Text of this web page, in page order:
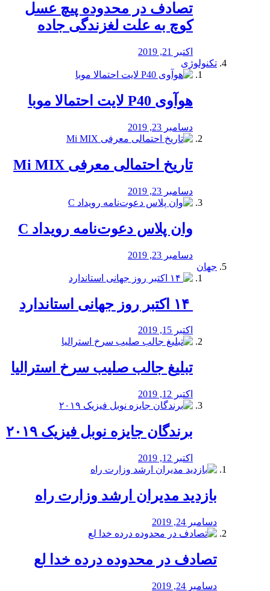
تصادف در محدوده پیچ عسل
کوچ به علت لغزندگی جاده
اکتبر 21, 2019
تکنولوژی
هوآوی P40 لایت احتمالا موبا
دسامبر 23, 2019
تاریخ احتمالی معرفی Mi MIX
دسامبر 23, 2019
وان پلاس دعوت‌نامه رویداد C
دسامبر 23, 2019
جهان
اکتبر 15, 2019
تبلیغ جالب صلیب سرخ استرالیا
اکتبر 12, 2019
برندگان جایزه نوبل فیزیک ۲۰۱۹
اکتبر 12, 2019
بازدید مدیران ارشد وزارت راه
دسامبر 24, 2019
تصادف در محدوده درده خدا لع
دسامبر 24, 2019